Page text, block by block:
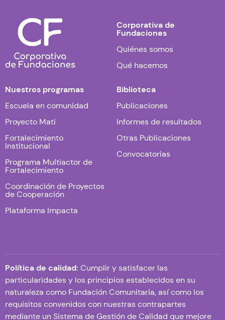
Corporativa de
Fundaciones
Quiénes somos
Qué hacemos
Nuestros programas
Escuela en comunidad
Proyecto Mati
Fortalecimiento
Institucional
Programa Multiactor de
Fortalecimiento
Coordinación de Proyectos
de Cooperación
Plataforma Impacta
Biblioteca
Publicaciones
Informes de resultados
Otras Publicaciones
Convocatorias
Política de calidad: Cumplir y satisfacer las
particularidades y los principios establecidos en su
naturaleza como Fundación Comunitaria, así como los
requisitos convenidos con nuestras contrapartes
mediante un Sistema de Gestión de Calidad que mejore